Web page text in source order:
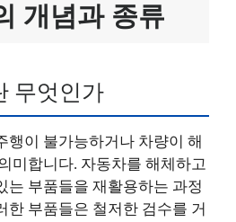
개념과 종류
무엇인가
행이 불가능하거나 차량이 해
미합니다. 자동차를 해체하고
는 부품들을 재활용하는 과정
한 부품들은 철저한 검수를 거